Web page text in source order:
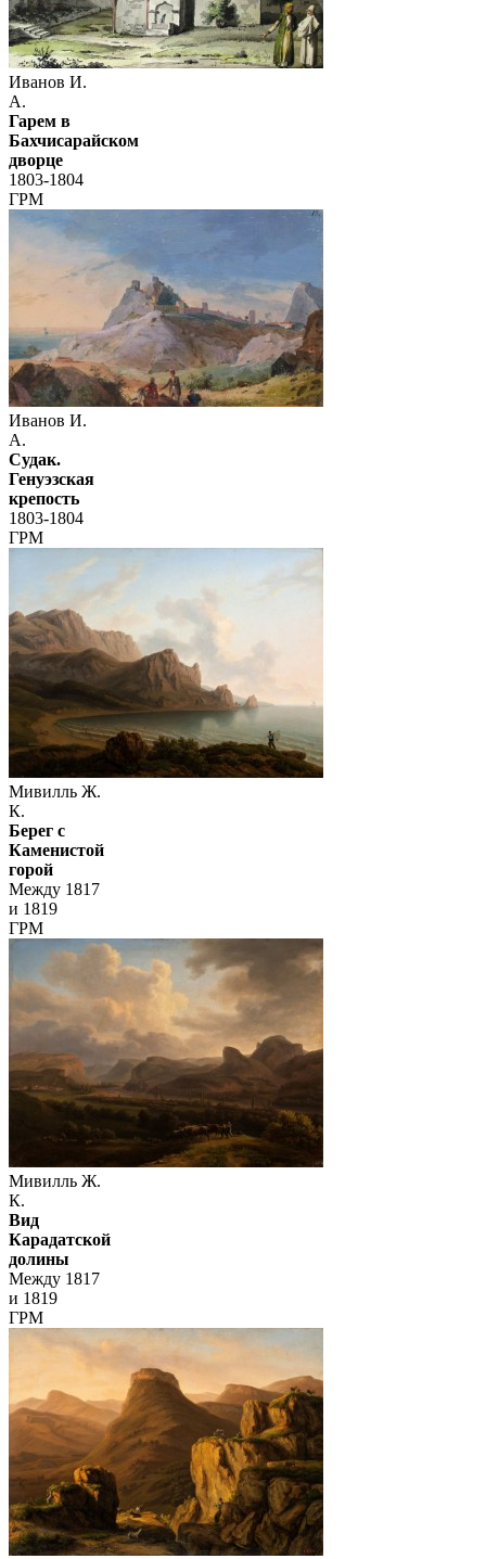
Иванов И.
А.
Гарем в
Бахчисарайском
дворце
1803-1804
ГРМ
Иванов И.
А.
Судак.
Генуэзская
крепость
1803-1804
ГРМ
Мивилль Ж.
К.
Берег с
Каменистой
горой
Между 1817
и 1819
ГРМ
Мивилль Ж.
К.
Вид
Карадатской
долины
Между 1817
и 1819
ГРМ